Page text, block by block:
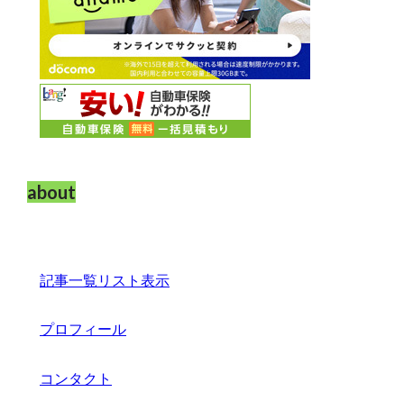
about
記事一覧リスト表示
プロフィール
コンタクト